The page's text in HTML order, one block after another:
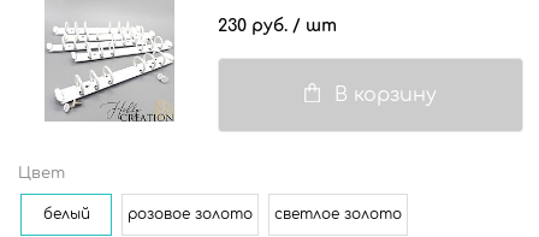
230 руб. / шт
В корзину
Цвет
белый розовое золото светлое золото